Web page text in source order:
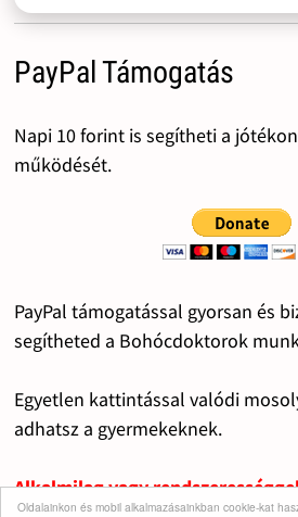
Oldalainkon és mobil alkalmazásainkban cookie-kat
PayPal Támogatás
Napi 10 forint is segítheti a
működését.
PayPal támogatással gyorsan és
segítheted a Bohócdoktorok
Egyetlen kattintással valódi
adhatsz a gyermekeknek.
Alkalmilag vagy